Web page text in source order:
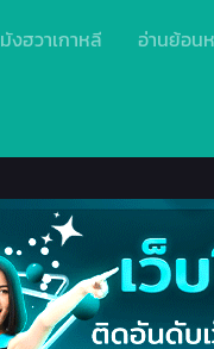
มังฮวาเกาหลี อ่านย้อน